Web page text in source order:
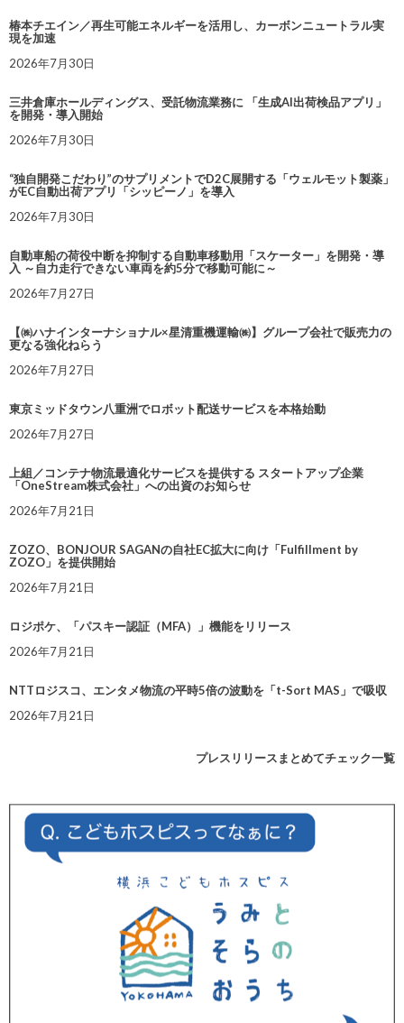
椿本チエイン／再生可能エネルギーを活用し、カーボンニュートラル実
現を加速
2026年7月30日
三井倉庫ホールディングス、受託物流業務に 「生成AI出荷検品アプリ」
を開発・導入開始
2026年7月30日
“独自開発こだわり”のサプリメントでD2C展開する「ウェルモット製薬」
がEC自動出荷アプリ「シッピーノ」を導入
2026年7月30日
自動車船の荷役中断を抑制する自動車移動用「スケーター」を開発・導
入 ～自力走行できない車両を約5分で移動可能に～
2026年7月27日
【㈱ハナインターナショナル×星清重機運輸㈱】グループ会社で販売力の
更なる強化ねらう
2026年7月27日
東京ミッドタウン八重洲でロボット配送サービスを本格始動
2026年7月27日
上組／コンテナ物流最適化サービスを提供する スタートアップ企業
「OneStream株式会社」への出資のお知らせ
2026年7月21日
ZOZO、BONJOUR SAGANの自社EC拡大に向け「Fulfillment by
ZOZO」を提供開始
2026年7月21日
ロジポケ、「パスキー認証（MFA）」機能をリリース
2026年7月21日
NTTロジスコ、エンタメ物流の平時5倍の波動を「t-Sort MAS」で吸収
2026年7月21日
プレスリリースまとめてチェック一覧